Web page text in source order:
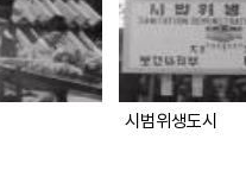
시범위생도시